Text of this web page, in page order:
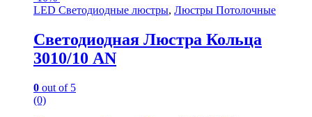
LED Светодиодные люстры, Люстры Потолочные
Светодиодная Люстра Кольца
3010/10 AN
0 out of 5
(0)